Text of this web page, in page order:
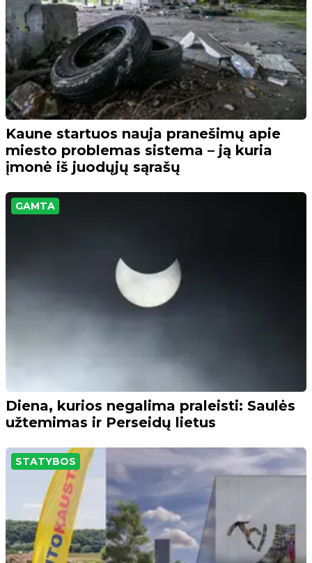
Kaune startuos nauja pranešimų apie
miesto problemas sistema – ją kuria
įmonė iš juodųjų sąrašų
GAMTA
Diena, kurios negalima praleisti: Saulės
užtemimas ir Perseidų lietus
STATYBOS